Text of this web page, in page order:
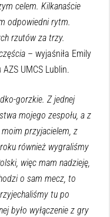
celem. Kilkanaście
odpowiedni rytm.
rzutów za trzy.
– wyjaśniła Emily
UMCS Lublin.
gorzkie. Z jednej
mojego zespołu, a z
przyjacielem, z
również wygraliśmy
więc mam nadzieję,
o sam mecz, to
tu po
było wyłączenie z gry